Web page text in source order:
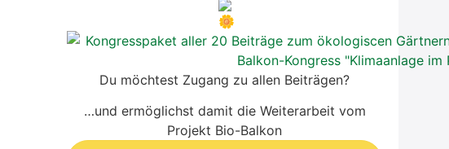
Du möchtest Zugang zu allen Beiträgen?
…und ermöglichst damit die Weiterarbeit vom
Projekt Bio-Balkon